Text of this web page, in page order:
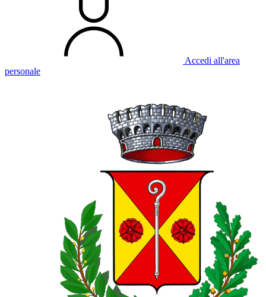
Accedi all'area
personale